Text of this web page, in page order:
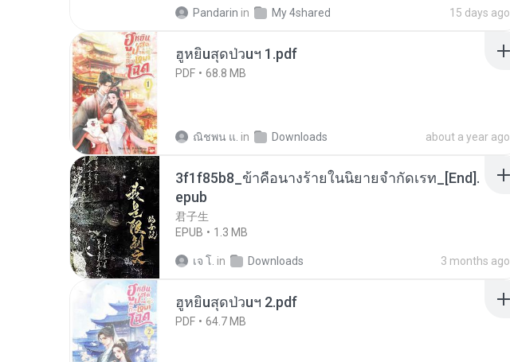
Pandarin in My 4shared 15 days ago
ฮูหยิuสุดป่วuฯ 1.pdf
PDF 68.8 MB
ณิชพน แ. in Downloads about a year ago
3f1f85b8_ข้าคือนางร้ายในนิยายจำกัดเรท_[End].
epub
君子生
EPUB
1.3 MB
เจ โ. in Downloads 3 months ago
ฮูหยิuสุดป่วuฯ 2.pdf
PDF 64.7 MB